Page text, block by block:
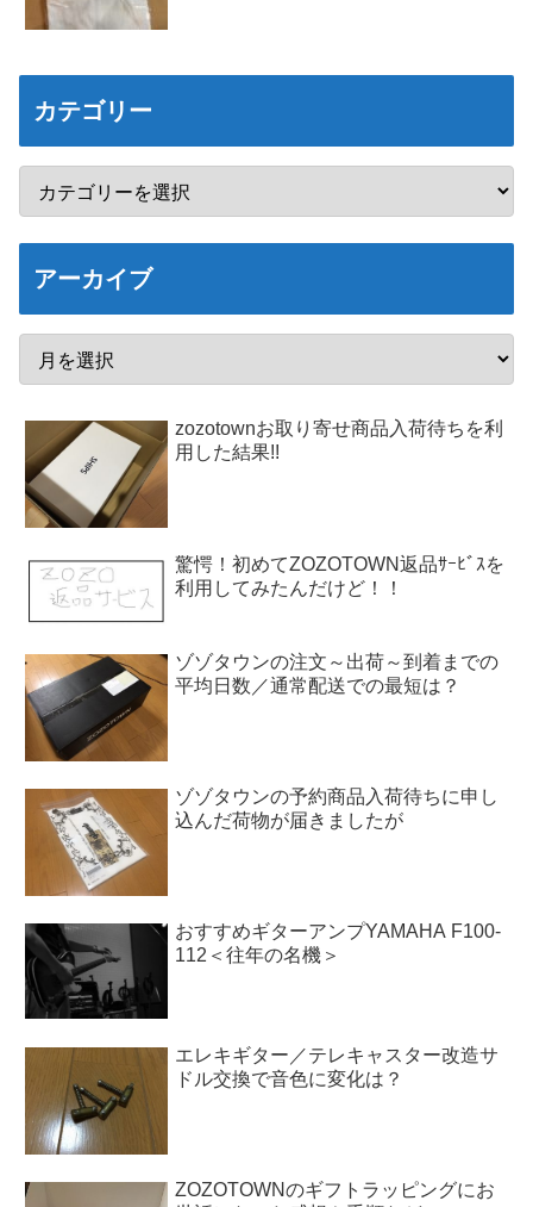
カテゴリー
アーカイブ
zozotownお取り寄せ商品入荷待ちを利
用した結果!!
驚愕！初めてZOZOTOWN返品ｻｰﾋﾞｽを
利用してみたんだけど！！
ゾゾタウンの注文～出荷～到着までの
平均日数／通常配送での最短は？
ゾゾタウンの予約商品入荷待ちに申し
込んだ荷物が届きましたが
おすすめギターアンプYAMAHA F100-
112＜往年の名機＞
エレキギター／テレキャスター改造サ
ドル交換で音色に変化は？
ZOZOTOWNのギフトラッピングにお